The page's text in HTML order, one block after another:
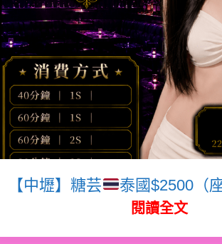
【中壢】糖芸 泰國$2500（座
閱讀全文